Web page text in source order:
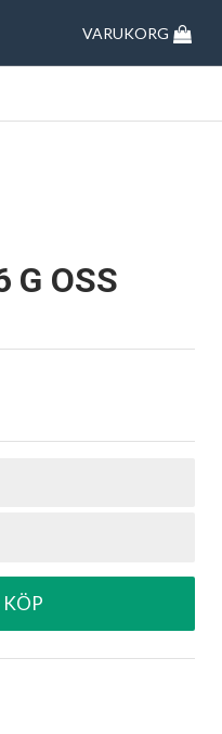
VARUKORG
G OSS
KÖP